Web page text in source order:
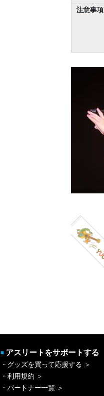
注意事項
■ アスリートをサポートする
・グッズを買って応援する ＞
・利用規約 ＞
・パートナー一覧 ＞